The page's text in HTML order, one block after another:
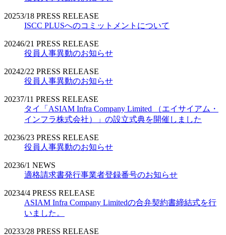
20253/18 PRESS RELEASE
ISCC PLUSへのコミットメントについて
20246/21 PRESS RELEASE
役員人事異動のお知らせ
20242/22 PRESS RELEASE
役員人事異動のお知らせ
20237/11 PRESS RELEASE
タイ「ASIAM Infra Company Limited （エイサイアム・
インフラ株式会社）」の設立式典を開催しました
20236/23 PRESS RELEASE
役員人事異動のお知らせ
20236/1 NEWS
適格請求書発行事業者登録番号のお知らせ
20234/4 PRESS RELEASE
ASIAM Infra Company Limitedの合弁契約書締結式を行
いました。
20233/28 PRESS RELEASE